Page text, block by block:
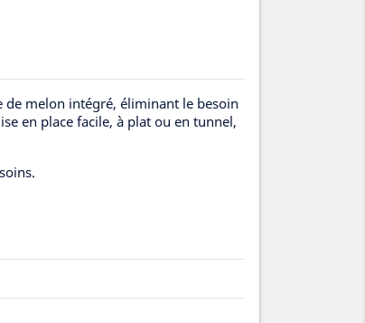
de melon intégré, éliminant le besoin
en place facile, à plat ou en tunnel,